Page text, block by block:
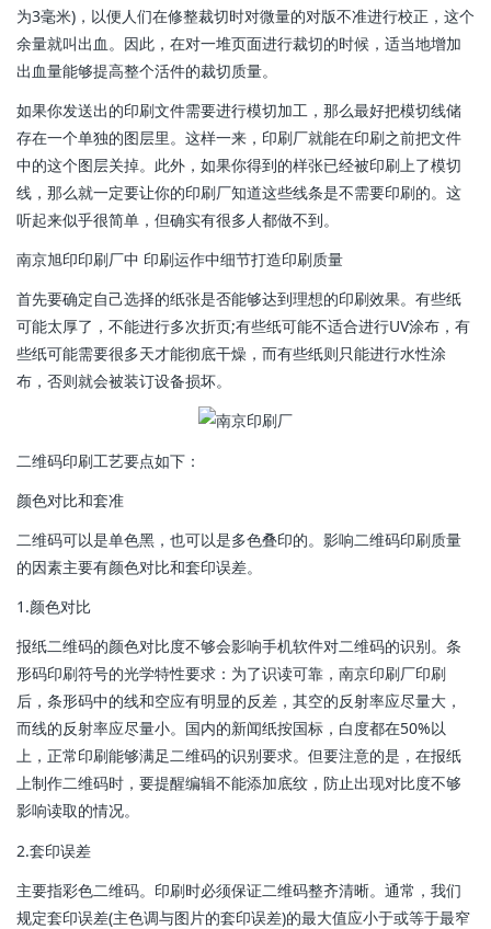
为3毫米)，以便人们在修整裁切时对微量的对版不准进行校正，这个
余量就叫出血。因此，在对一堆页面进行裁切的时候，适当地增加
出血量能够提高整个活件的裁切质量。
如果你发送出的印刷文件需要进行模切加工，那么最好把模切线储
存在一个单独的图层里。这样一来，印刷厂就能在印刷之前把文件
中的这个图层关掉。此外，如果你得到的样张已经被印刷上了模切
线，那么就一定要让你的印刷厂知道这些线条是不需要印刷的。这
听起来似乎很简单，但确实有很多人都做不到。
南京旭印印刷厂中 印刷运作中细节打造印刷质量
首先要确定自己选择的纸张是否能够达到理想的印刷效果。有些纸
可能太厚了，不能进行多次折页;有些纸可能不适合进行UV涂布，有
些纸可能需要很多天才能彻底干燥，而有些纸则只能进行水性涂
布，否则就会被装订设备损坏。
二维码印刷工艺要点如下：
颜色对比和套准
二维码可以是单色黑，也可以是多色叠印的。影响二维码印刷质量
的因素主要有颜色对比和套印误差。
1.颜色对比
报纸二维码的颜色对比度不够会影响手机软件对二维码的识别。条
形码印刷符号的光学特性要求：为了识读可靠，南京印刷厂印刷
后，条形码中的线和空应有明显的反差，其空的反射率应尽量大，
而线的反射率应尽量小。国内的新闻纸按国标，白度都在50%以
上，正常印刷能够满足二维码的识别要求。但要注意的是，在报纸
上制作二维码时，要提醒编辑不能添加底纹，防止出现对比度不够
影响读取的情况。
2.套印误差
主要指彩色二维码。印刷时必须保证二维码整齐清晰。通常，我们
规定套印误差(主色调与图片的套印误差)的最大值应小于或等于最窄